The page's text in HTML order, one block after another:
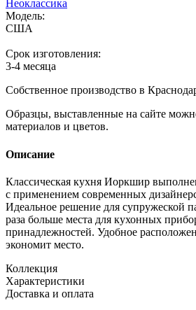
Неоклассика
Модель:
США
Срок изготовления:
3-4 месяца
Собственное производство в
Образцы, выставленные на сайте
материалов и цветов.
Описание
Классическая кухня Иоркшир
с применением современных
Идеальное решение для супружеской
раза больше места для кухонных
принадлежностей. Удобное
экономит место.
Коллекция
Характеристики
Доставка и оплата